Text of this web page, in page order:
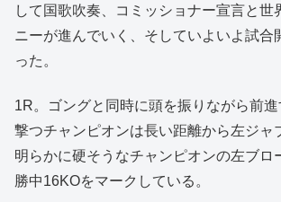
して国歌吹奏、コミッショナー宣言と世
ニーが進んでいく、そしていよいよ試合
った。
1R。ゴングと同時に頭を振りながら前進
撃つチャンピオンは長い距離から左ジャ
明らかに硬そうなチャンピオンの左ブロ
勝中16KOをマークしている。